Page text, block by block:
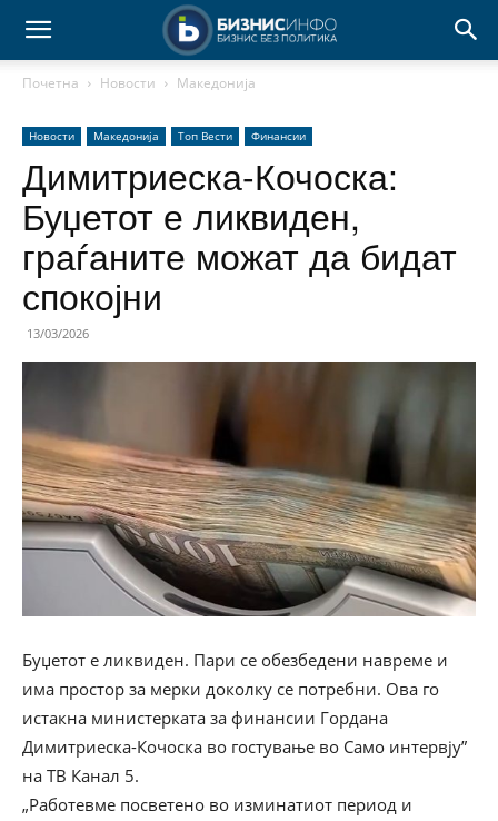
Почетна Новости Македонија
Новости Македонија Топ Вести Финансии
Димитриеска-Кочоска:
Буџетот е ликвиден,
граѓаните можат да бидат
спокојни
13/03/2026
Буџетот е ликвиден. Пари се обезбедени навреме и
има простор за мерки доколку се потребни. Ова го
истакна министерката за финансии Гордана
Димитриеска-Кочоска во гостување во Само интервју”
на ТВ Канал 5.
„Работевме посветено во изминатиот период и